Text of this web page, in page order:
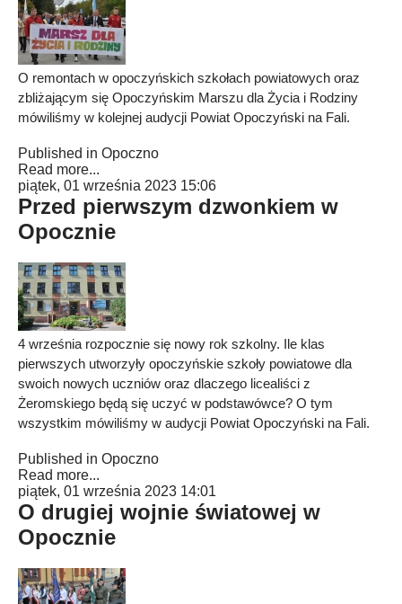
O remontach w opoczyńskich szkołach powiatowych oraz
zbliżającym się Opoczyńskim Marszu dla Życia i Rodziny
mówiliśmy w kolejnej audycji Powiat Opoczyński na Fali.
Published in Opoczno
Read more...
piątek, 01 września 2023 15:06
Przed pierwszym dzwonkiem w
Opocznie
4 września rozpocznie się nowy rok szkolny. Ile klas
pierwszych utworzyły opoczyńskie szkoły powiatowe dla
swoich nowych uczniów oraz dlaczego licealiści z
Żeromskiego będą się uczyć w podstawówce? O tym
wszystkim mówiliśmy w audycji Powiat Opoczyński na Fali.
Published in Opoczno
Read more...
piątek, 01 września 2023 14:01
O drugiej wojnie światowej w
Opocznie